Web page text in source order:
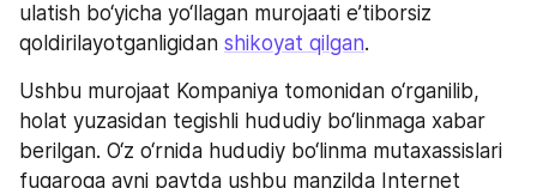
ulatish bo‘yicha yo‘llagan murojaati e’tiborsiz
qoldirilayotganligidan shikoyat qilgan.
Ushbu murojaat Kompaniya tomonidan o‘rganilib,
holat yuzasidan tegishli hududiy bo‘linmaga xabar
berilgan. O‘z o‘rnida hududiy bo‘linma mutaxassislari
fuqaroga ayni paytda ushbu manzilda Internet